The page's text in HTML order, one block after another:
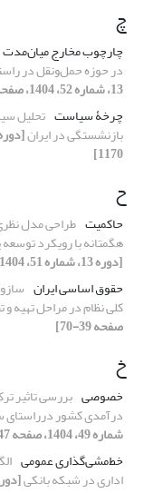
چ
چارچوب مخارج میان‌مدت
در حوزه حمل‌ونقل در
13، شماره 52، 1404، صفحه 979-1022]
چرخۀ سیاست تحلیل
بازنشستگی در ایران
1170]
ح
حاکمیت طراحی مدل
هگمتانه با رویکرد
[دوره 13، شماره 51، 1404، صفحه 677-714]
حقوق اساسی ایران
کلی نظام در مراحل تهیه
صفحه 39-70]
خ
خصوصی بررسی تاثیر
درآمدی کشور
شماره 49، 1404، صفحه 147-178]
خط‌مشی‌گذاری عمومی
اداری در شبکه بانکی[دوره 13، شماره 50،